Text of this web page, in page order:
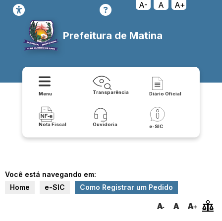
A- A A+
Prefeitura de Matina
Menu Transparência Diário Oficial
Nota Fiscal Ouvidoria e-SIC
Você está navegando em:
Home
e-SIC Como Registrar um Pedido